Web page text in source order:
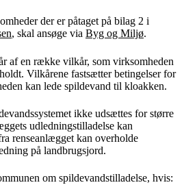
der er påtaget på bilag 2 i
, skal ansøge via Byg og Miljø.
af en række vilkår, som virksomheden
Vilkårene fastsætter betingelser for
kan lede spildevand til kloakken.
ikke udsættes for større
udledningstilladelse kan
renseanlægget kan overholde
på landbrugsjord.
om spildevandstilladelse, hvis: